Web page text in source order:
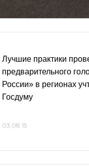
Лучшие практики
предварительного
России» в регионах
Госдуму
03.08.15